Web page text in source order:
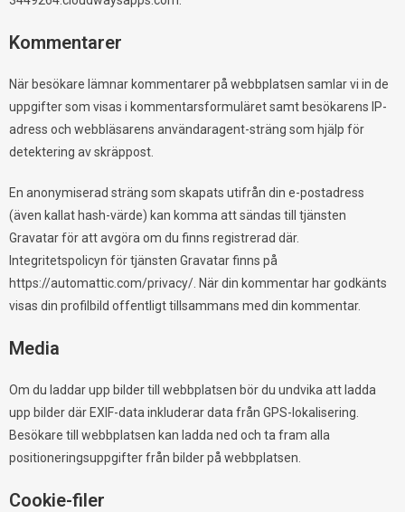
Kommentarer
När besökare lämnar kommentarer på webbplatsen samlar vi in de
uppgifter som visas i kommentarsformuläret samt besökarens IP-
adress och webbläsarens användaragent-sträng som hjälp för
detektering av skräppost.
En anonymiserad sträng som skapats utifrån din e-postadress
(även kallat hash-värde) kan komma att sändas till tjänsten
Gravatar för att avgöra om du finns registrerad där.
Integritetspolicyn för tjänsten Gravatar finns på
https://automattic.com/privacy/. När din kommentar har godkänts
visas din profilbild offentligt tillsammans med din kommentar.
Media
Om du laddar upp bilder till webbplatsen bör du undvika att ladda
upp bilder där EXIF-data inkluderar data från GPS-lokalisering.
Besökare till webbplatsen kan ladda ned och ta fram alla
positioneringsuppgifter från bilder på webbplatsen.
Cookie-filer